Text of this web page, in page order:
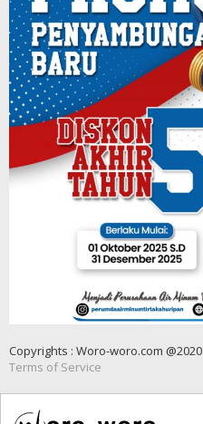
Copyrights : Woro-woro.com @2020
Terms of Service